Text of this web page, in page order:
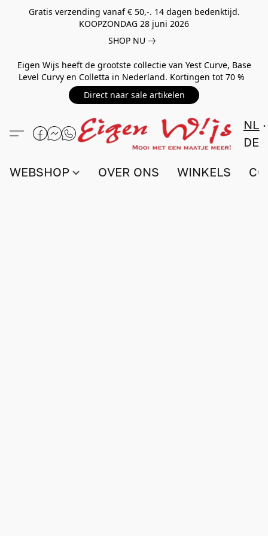
Gratis verzending vanaf € 50,-. 14 dagen bedenktijd.
KOOPZONDAG 28 juni 2026
SHOP NU
Eigen Wijs heeft de grootste collectie van Yest Curve, Base
Level Curvy en Colletta in Nederland. Kortingen tot 70 %
Direct naar sale artikelen
NL
DE
WEBSHOP OVER ONS WINKELS